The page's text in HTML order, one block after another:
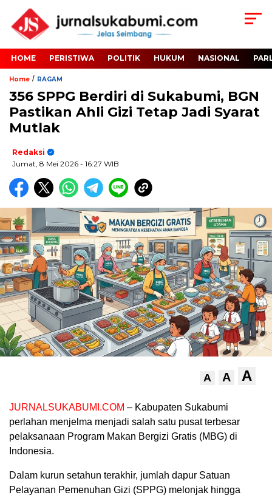
HOME PERISTIWA POLITIK HUKUM NASIONAL
Home / RAGAM
356 SPPG Berdiri di Sukabumi, BGN
Pastikan Ahli Gizi Tetap Jadi Syarat
Mutlak
Redaksi
Jumat, 8 Mei 2026 - 16:27 WIB
A A A
JURNALSUKABUMI.COM – Kabupaten Sukabumi
perlahan menjelma menjadi salah satu pusat terbesar
pelaksanaan Program Makan Bergizi Gratis (MBG) di
Indonesia.
Dalam kurun setahun terakhir, jumlah dapur Satuan
Pelayanan Pemenuhan Gizi (SPPG) melonjak hingga